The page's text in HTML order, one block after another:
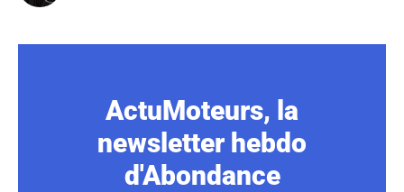
ActuMoteurs, la
newsletter hebdo
d'Abondance